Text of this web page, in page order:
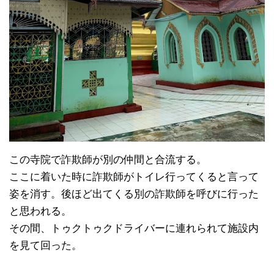
この寺院で詐欺師が別の仲間と合流する。
ここに着いた時に詐欺師がトイレ行ってくると言って
姿を消す。後ほど出てくる別の詐欺師を呼びに行った
と思われる。
その間、トゥクトゥクドライバーに連れられて施設内
を見て回った。